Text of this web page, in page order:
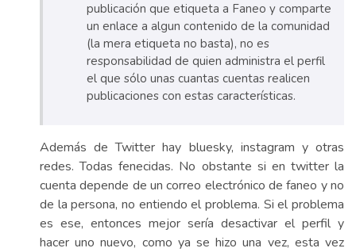
publicación que etiqueta a Faneo y comparte
un enlace a algun contenido de la comunidad
(la mera etiqueta no basta), no es
responsabilidad de quien administra el perfil
el que sólo unas cuantas cuentas realicen
publicaciones con estas características.
Además de Twitter hay bluesky, instagram y otras
redes. Todas fenecidas. No obstante si en twitter la
cuenta depende de un correo electrónico de faneo y no
de la persona, no entiendo el problema. Si el problema
es ese, entonces mejor sería desactivar el perfil y
hacer uno nuevo, como ya se hizo una vez, esta vez